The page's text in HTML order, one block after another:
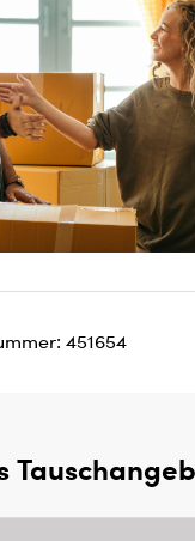
451654